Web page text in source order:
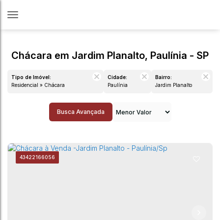
Chácara em Jardim Planalto, Paulínia - SP
Tipo de Imóvel:
Residencial » Chácara
Cidade:
Paulínia
Bairro:
Jardim Planalto
Busca Avançada
43422166056